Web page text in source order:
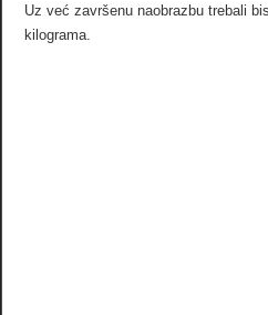
Uz već završenu naobrazbu trebali
kilograma.